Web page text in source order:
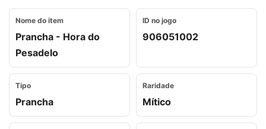
Nome do item
Prancha - Hora do
Pesadelo
ID no jogo
906051002
Tipo
Prancha
Raridade
Mítico